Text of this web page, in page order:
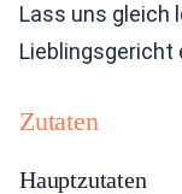
Lass uns gleich
Lieblingsgericht
Zutaten
Hauptzutaten